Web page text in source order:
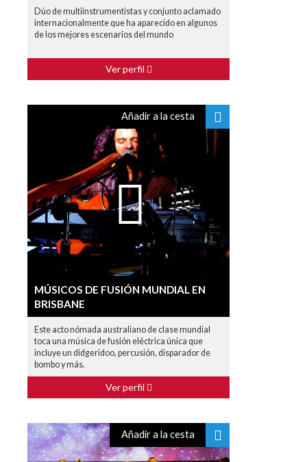
Dúo de multiinstrumentistas y conjunto aclamado
internacionalmente que ha aparecido en algunos
de los mejores escenarios del mundo
Ver perfil
Añadir a la cesta
MÚSICOS DE FUSIÓN MUNDIAL EN
BRISBANE
Este acto nómada australiano de clase mundial
toca una música de fusión eléctrica única que
incluye un didgeridoo, percusión, disparador de
bombo y más.
Ver perfil
Añadir a la cesta